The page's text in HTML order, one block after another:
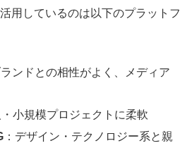
用しているのは以下のプラットフ
ランドとの相性がよく、メディア
・小規模プロジェクトに柔軟
：デザイン・テクノロジー系と親